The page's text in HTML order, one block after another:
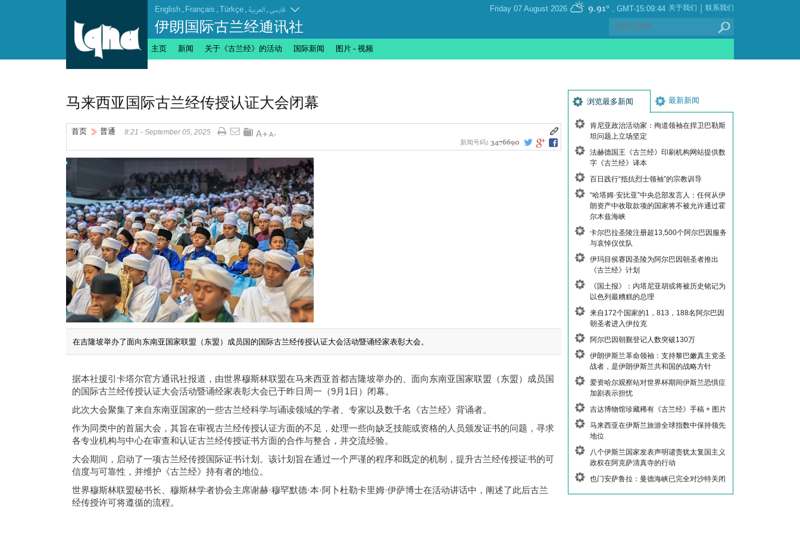
English . Français . Türkçe . العربیة.فارسی
伊朗国际古兰经通讯社
GMT-15:09:44
, Friday 07 August 2026
9.91° 联系我们
|
关于我们
主页 新闻 关于《古兰经》的活动 国际新闻 图片 - 视频
马来西亚国际古兰经传授认证大会闭幕
首页 普通
8:21 - September 05, 2025
新闻号码: 3476690
在吉隆坡举办了面向东南亚国家联盟（东盟）成员国的国际古兰经传授认证大会活动暨诵经家表彰大会。
据本社援引卡塔尔官方通讯社报道，由世界穆斯林联盟在马来西亚首都吉隆坡举办的、面向东南亚国家联盟（东盟）成员国
的国际古兰经传授认证大会活动暨诵经家表彰大会已于昨日周一（9月1日）闭幕。
此次大会聚集了来自东南亚国家的一些古兰经科学与诵读领域的学者、专家以及数千名《古兰经》背诵者。
作为同类中的首届大会，其旨在审视古兰经传授认证方面的不足，处理一些向缺乏技能或资格的人员颁发证书的问题，寻求
各专业机构与中心在审查和认证古兰经传授证书方面的合作与整合，并交流经验。
大会期间，启动了一项古兰经传授国际证书计划。该计划旨在通过一个严谨的程序和既定的机制，提升古兰经传授证书的可
信度与可靠性，并维护《古兰经》持有者的地位。
世界穆斯林联盟秘书长、穆斯林学者协会主席谢赫·穆罕默德·本·阿卜杜勒卡里姆·伊萨博士在活动讲话中，阐述了此后古兰
经传授许可将遵循的流程。
浏览最多新闻 最新新闻
肯尼亚政治活动家：殉道领袖在捍卫巴勒斯
坦问题上立场坚定
法赫德国王《古兰经》印刷机构网站提供数
字《古兰经》译本
百日践行“抵抗烈士领袖”的宗教训导
“哈塔姆·安比亚”中央总部发言人：任何从伊
朗资产中收取款项的国家将不被允许通过霍
尔木兹海峡
卡尔巴拉圣陵注册超13,500个阿尔巴因服务
与哀悼仪仗队
伊玛目侯赛因圣陵为阿尔巴因朝圣者推出
《古兰经》计划
《国土报》：内塔尼亚胡或将被历史铭记为
以色列最糟糕的总理
来自172个国家的1，813，188名阿尔巴因
朝圣者进入伊拉克
阿尔巴因朝觐登记人数突破130万
伊朗伊斯兰革命领袖：支持黎巴嫩真主党圣
战者，是伊朗伊斯兰共和国的战略方针
爱资哈尔观察站对世界杯期间伊斯兰恐惧症
加剧表示担忧
吉达博物馆珍藏稀有《古兰经》手稿 + 图片
马来西亚在伊斯兰旅游全球指数中保持领先
地位
八个伊斯兰国家发表声明谴责犹太复国主义
政权在阿克萨清真寺的行动
也门安萨鲁拉：曼德海峡已完全对沙特关闭